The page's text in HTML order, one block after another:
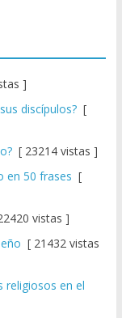
]
discípulos?[
[ 23214 vistas ]
en 50 frases [
vistas ]
[ 21432 vistas
religiosos en el